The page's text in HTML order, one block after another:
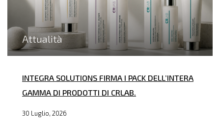
Attualità
INTEGRA SOLUTIONS FIRMA I PACK DELL’INTERA
GAMMA DI PRODOTTI DI CRLAB.
30 Luglio, 2026